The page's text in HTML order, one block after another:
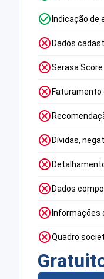
Indicação de
Dados
Serasa
Faturamento
Dívidas,
Dados
Informações
Quadro